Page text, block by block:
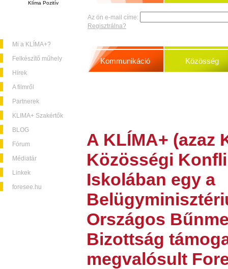
Klíma Pozitív
Mi a KLÍMA+?
Felkészítő műhely
Hírek
A filmről
Partnerek
KLIMA+ Szakértők
BLOG
Fórum
Médiatár
Linkek
foresee.hu
Az ön e-mail címe:
Regisztrálna?
Kommunikáció Közösség
A KLÍMA+ (azaz
Közösségi
Iskolában egy a
Országos
Bizottság
megvalósult